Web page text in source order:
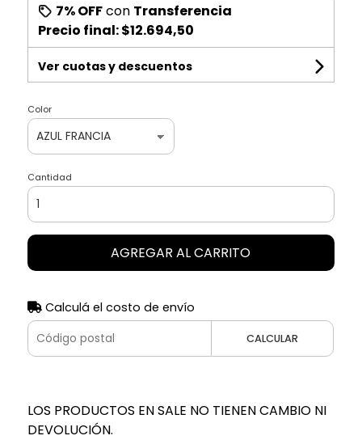
7% OFFcon Transferencia
Precio final:$12.694,50
Ver cuotas y descuentos
Color
Cantidad
AGREGAR AL CARRITO
Calculá el costo de envío
CALCULAR
LOS PRODUCTOS EN SALE NO TIENEN CAMBIO NI
DEVOLUCIÓN.